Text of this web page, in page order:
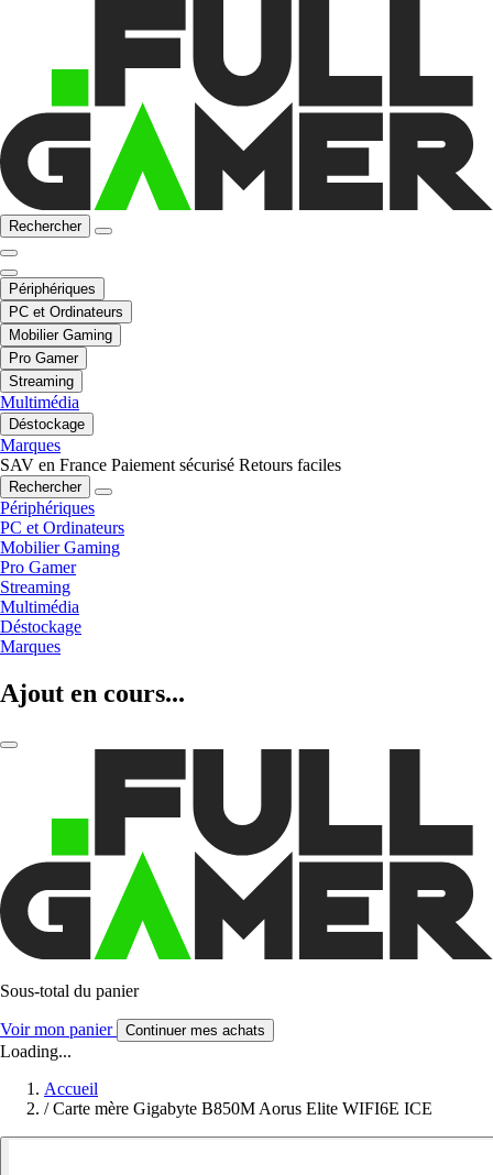
Rechercher
Périphériques
PC et Ordinateurs
Mobilier Gaming
Pro Gamer
Streaming
Multimédia
Déstockage
Marques
SAV en France Paiement sécurisé Retours faciles
Rechercher
Périphériques
PC et Ordinateurs
Mobilier Gaming
Pro Gamer
Streaming
Multimédia
Déstockage
Marques
Ajout en cours...
Sous-total du panier
Voir mon panier Continuer mes achats
Loading...
Accueil
/ Carte mère Gigabyte B850M Aorus Elite WIFI6E ICE